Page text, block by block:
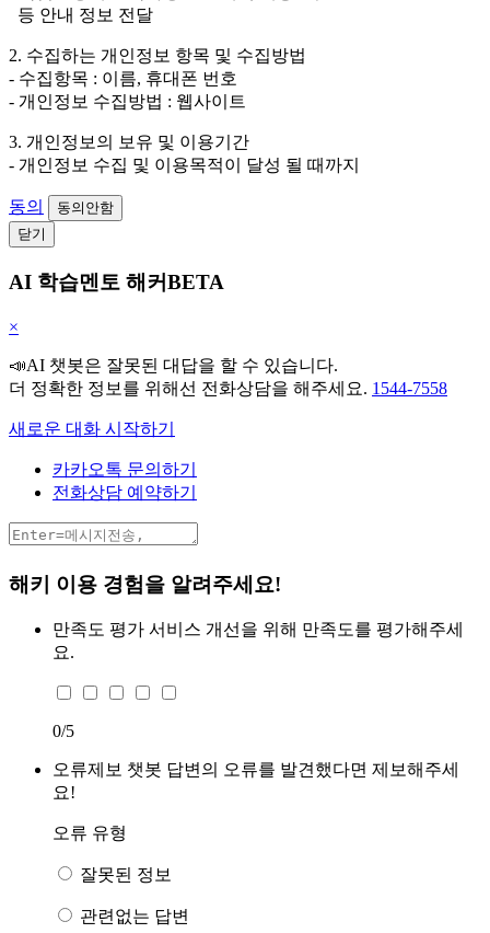
등 안내 정보 전달
2. 수집하는 개인정보 항목 및 수집방법
- 수집항목 : 이름, 휴대폰 번호
- 개인정보 수집방법 : 웹사이트
3. 개인정보의 보유 및 이용기간
- 개인정보 수집 및 이용목적이 달성 될 때까지
동의
동의안함
닫기
AI 학습멘토 해커BETA
×
📣AI 챗봇은 잘못된 대답을 할 수 있습니다.
더 정확한 정보를 위해선 전화상담을 해주세요. 1544-7558
새로운 대화 시작하기
카카오톡 문의하기
전화상담 예약하기
해키 이용 경험을 알려주세요!
만족도 평가 서비스 개선을 위해 만족도를 평가해주세
요.
0/5
오류제보 챗봇 답변의 오류를 발견했다면 제보해주세
요!
오류 유형
잘못된 정보
관련없는 답변